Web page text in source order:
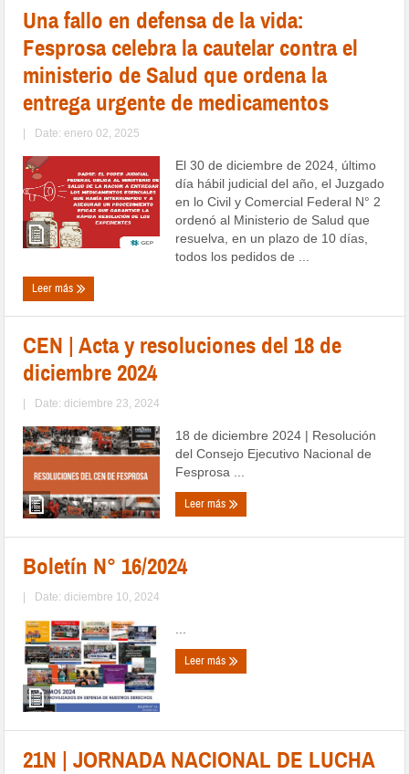
Una fallo en defensa de la vida:
Fesprosa celebra la cautelar contra el
ministerio de Salud que ordena la
entrega urgente de medicamentos
| Date: enero 02, 2025
El 30 de diciembre de 2024, último
día hábil judicial del año, el Juzgado
en lo Civil y Comercial Federal N° 2
ordenó al Ministerio de Salud que
resuelva, en un plazo de 10 días,
todos los pedidos de ...
Leer más
CEN | Acta y resoluciones del 18 de
diciembre 2024
| Date: diciembre 23, 2024
18 de diciembre 2024 | Resolución
del Consejo Ejecutivo Nacional de
Fesprosa ...
Leer más
Boletín N° 16/2024
| Date: diciembre 10, 2024
Leer más
21N | JORNADA NACIONAL DE LUCHA